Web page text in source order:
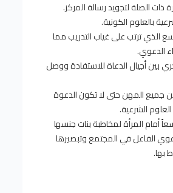
ذات الصلة لتجويد رسالة المركز.
الذي ترتب على غياب التدريب مما
الدعوي.
بين أجيال الدعاة للاستفادة ووصل
من جميع المهن حتى لا تكون الدعوة
الشرعية.
أمام المرأة لمخاطبة بنات جنسها
الفاعل في المجتمع وتبصيرها
بها.